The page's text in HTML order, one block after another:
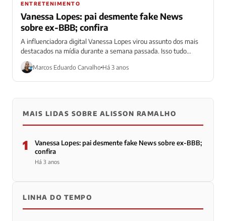
ENTRETENIMENTO
Vanessa Lopes: pai desmente fake News
sobre ex-BBB; confira
A influenciadora digital Vanessa Lopes virou assunto dos mais
destacados na mídia durante a semana passada. Isso tudo
porque surpreendeu ao apertar...
Marcos Eduardo Carvalho Há 3 anos
MAIS LIDAS SOBRE ALISSON RAMALHO
1
Vanessa Lopes: pai desmente fake News sobre ex-BBB;
confira
Há 3 anos
LINHA DO TEMPO